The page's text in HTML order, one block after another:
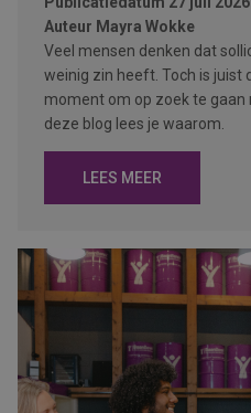
Auteur Mayra Wokke
Veel mensen denken dat
weinig zin heeft. Toch is juist
moment om op zoek te gaan
deze blog lees je waarom.
LEES MEER